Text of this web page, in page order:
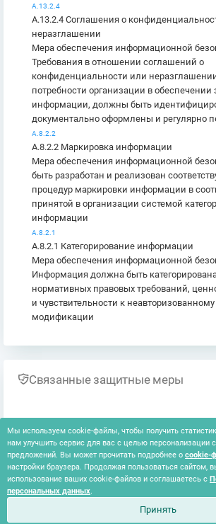
A.13.2.4
A.13.2.4 Соглашения о
неразглашении
Мера обеспечения информационной
Требования в отношении соглашений о
конфиденциальности или
потребности организации в
информации, должны быть
документально оформлены и регулярно
A.8.2.2
A.8.2.2 Маркировка информации
Мера обеспечения информационной
быть разработан и реализован
процедур маркировки информации в
принятой в организации системой
информации
A.8.2.1
A.8.2.1 Категорирование информации
Мера обеспечения информационной
Информация должна быть
нормативных правовых требований,
и чувствительности к
модификации
Связанные защитные меры
Ничего не найдено
Мы используем cookie-файлы, чтобы получить
нам улучшить сервис для вас с целью персонализации
предложений. Вы может прочитать подробнее о cookie-
настройки браузера. Продолжая пользоваться сайтом,
использование ваших cookie-файлов и соглашаетесь с
персональных данных.
Принять